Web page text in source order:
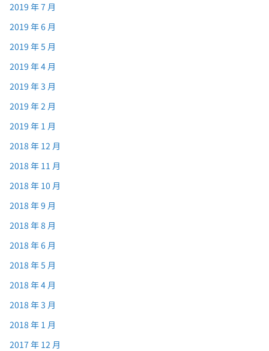
2019 年 7 月
2019 年 6 月
2019 年 5 月
2019 年 4 月
2019 年 3 月
2019 年 2 月
2019 年 1 月
2018 年 12 月
2018 年 11 月
2018 年 10 月
2018 年 9 月
2018 年 8 月
2018 年 6 月
2018 年 5 月
2018 年 4 月
2018 年 3 月
2018 年 1 月
2017 年 12 月